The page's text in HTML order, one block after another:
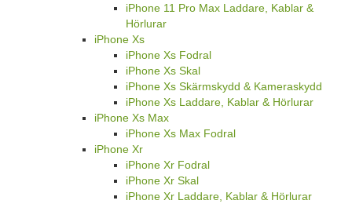
iPhone 11 Pro Max Laddare, Kablar &
Hörlurar
iPhone Xs
iPhone Xs Fodral
iPhone Xs Skal
iPhone Xs Skärmskydd & Kameraskydd
iPhone Xs Laddare, Kablar & Hörlurar
iPhone Xs Max
iPhone Xs Max Fodral
iPhone Xr
iPhone Xr Fodral
iPhone Xr Skal
iPhone Xr Laddare, Kablar & Hörlurar